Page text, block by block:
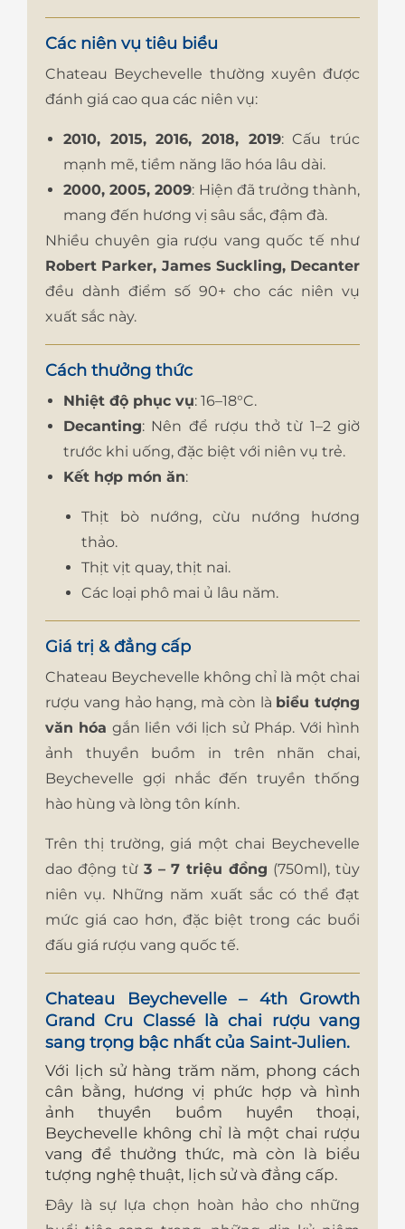
Các niên vụ tiêu biểu
Chateau Beychevelle thường xuyên được
đánh giá cao qua các niên vụ:
2010, 2015, 2016, 2018, 2019: Cấu trúc
mạnh mẽ, tiềm năng lão hóa lâu dài.
2000, 2005, 2009: Hiện đã trưởng thành,
mang đến hương vị sâu sắc, đậm đà.
Nhiều chuyên gia rượu vang quốc tế như
Robert Parker, James Suckling, Decanter
đều dành điểm số 90+ cho các niên vụ
xuất sắc này.
Cách thưởng thức
Nhiệt độ phục vụ: 16–18°C.
Decanting: Nên để rượu thở từ 1–2 giờ
trước khi uống, đặc biệt với niên vụ trẻ.
Kết hợp món ăn:
Thịt bò nướng, cừu nướng hương
thảo.
Thịt vịt quay, thịt nai.
Các loại phô mai ủ lâu năm.
Giá trị & đẳng cấp
Chateau Beychevelle không chỉ là một chai
rượu vang hảo hạng, mà còn là biểu tượng
văn hóa gắn liền với lịch sử Pháp. Với hình
ảnh thuyền buồm in trên nhãn chai,
Beychevelle gợi nhắc đến truyền thống
hào hùng và lòng tôn kính.
Trên thị trường, giá một chai Beychevelle
dao động từ 3 – 7 triệu đồng (750ml), tùy
niên vụ. Những năm xuất sắc có thể đạt
mức giá cao hơn, đặc biệt trong các buổi
đấu giá rượu vang quốc tế.
Chateau Beychevelle – 4th Growth
Grand Cru Classélà chai rượu vang
sang trọng bậc nhất của Saint-Julien.
Với lịch sử hàng trăm năm, phong cách
cân bằng, hương vị phức hợp và hình
ảnh thuyền buồm huyền thoại,
Beychevelle không chỉ là một chai rượu
vang để thưởng thức, mà còn là biểu
tượng nghệ thuật, lịch sử và đẳng cấp.
Đây là sự lựa chọn hoàn hảo cho những